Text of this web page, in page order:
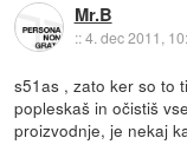
Mr.B
::4. dec 2011,
s51as , zato ker so to
popleskaš in očistiš
proizvodnje, je nekaj